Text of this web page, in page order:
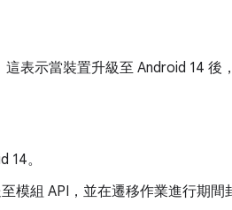
這表示當裝置升級至 Android 14 後
14。
模組 API，並在遷移作業進行期間